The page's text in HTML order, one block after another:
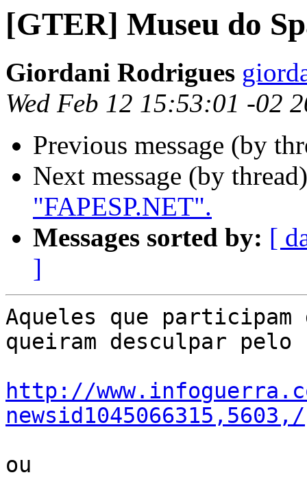
[GTER] Museu do
Giordani Rodrigues
Wed Feb 12 15:53:01 -02
Previous message (by
Next message (by
"FAPESP.NET".
Messages sorted by: [
]
Aqueles que
queiram desculpar
http://
newsid1045066315,5603,/
ou